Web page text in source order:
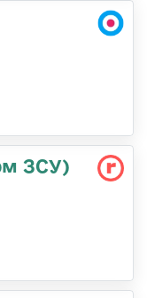
ЗСУ)